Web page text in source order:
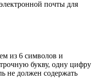
почты для
из 6 символов и
букву, одну цифру
не должен содержать